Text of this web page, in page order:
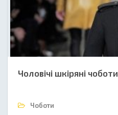
Чоловічі шкіряні чоботи
Чоботи